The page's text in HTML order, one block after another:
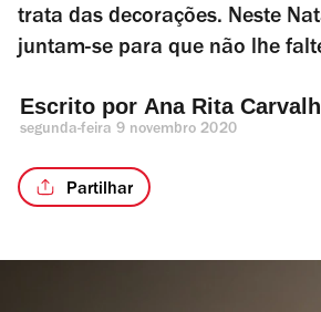
trata das decorações. Neste
juntam-se para que não lhe
Escrito por Ana Rita
segunda-feira 9 novembro 2020
Partilhar